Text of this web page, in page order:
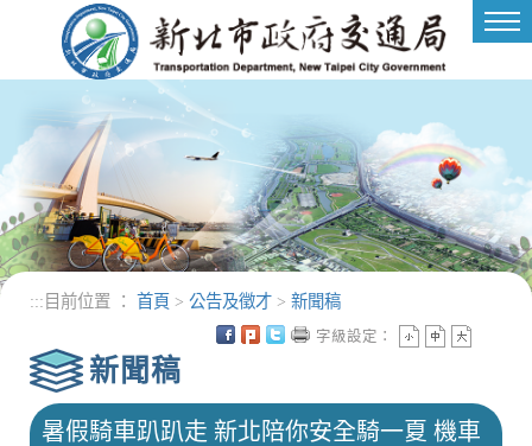
進入內容區塊
::: 目前位置 ： 首頁 > 公告及徵才 > 新聞稿
新聞稿
字級設定：
暑假騎車趴趴走 新北陪你安全騎一夏 機車